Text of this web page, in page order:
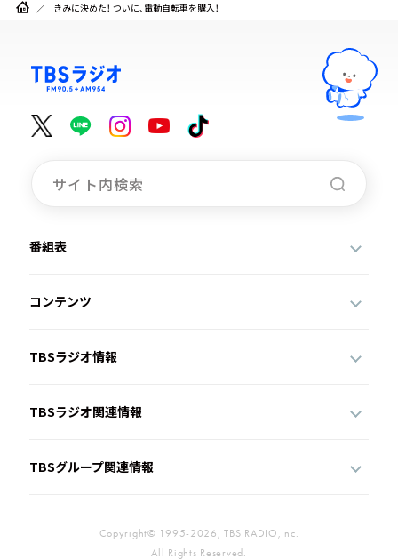
きみに決めた！ ついに、電動自転車を購入！
番組表
コンテンツ
TBSラジオ情報
TBSラジオ関連情報
TBSグループ関連情報
Copyright© 1995-2026, TBS RADIO,Inc.
All Rights Reserved.